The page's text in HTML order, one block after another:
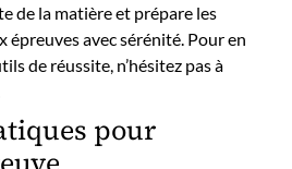
de la matière et prépare les
épreuves avec sérénité. Pour en
de réussite, n’hésitez pas à
pour